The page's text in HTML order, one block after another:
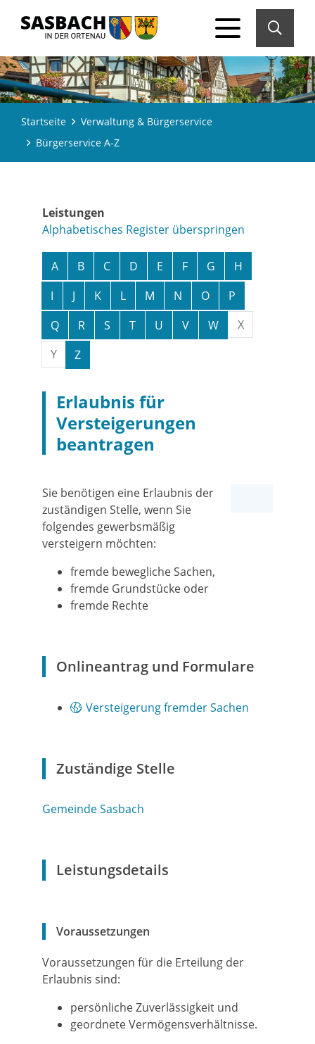
Startseite
Verwaltung & Bürgerservice
Bürgerservice A-Z
Leistungen
Alphabetisches Register überspringen
A B C D E F G
H
I
J K L M N O
P
Q
R S T U V W
X
Y
Z
Erlaubnis für
Versteigerungen
beantragen
Sie benötigen eine Erlaubnis der
zuständigen Stelle, wenn Sie
folgendes gewerbsmäßig
versteigern möchten:
fremde bewegliche Sachen,
fremde Grundstücke oder
fremde Rechte
Onlineantrag und Formulare
Versteigerung fremder Sachen
Zuständige Stelle
Gemeinde Sasbach
Leistungsdetails
Voraussetzungen
Voraussetzungen für die Erteilung der
Erlaubnis sind:
persönliche Zuverlässigkeit und
geordnete Vermögensverhältnisse.